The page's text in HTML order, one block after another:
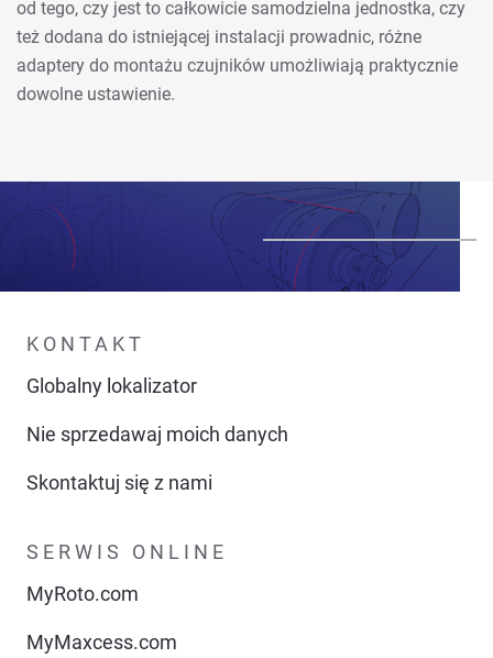
od tego, czy jest to całkowicie samodzielna jednostka, czy
też dodana do istniejącej instalacji prowadnic, różne
adaptery do montażu czujników umożliwiają praktycznie
dowolne ustawienie.
KONTAKT
Globalny lokalizator
Nie sprzedawaj moich danych
Skontaktuj się z nami
SERWIS ONLINE
MyRoto.com
MyMaxcess.com